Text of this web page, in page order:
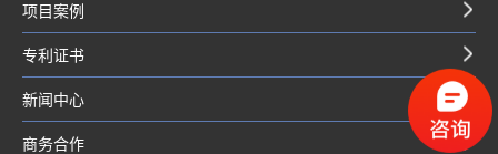
项目案例
专利证书
新闻中心
商务合作